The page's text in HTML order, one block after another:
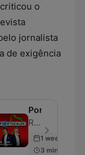
o
jornalista
de exigência
Portugalex
RTP Antena 1 - Episode 100
1 week ago
3 min